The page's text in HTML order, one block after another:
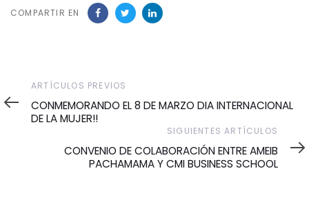
COMPARTIR EN
Artículos
Previos
ARTÍCULOS PREVIOS
CONMEMORANDO EL 8 DE MARZO DIA INTERNACIONAL
DE LA MUJER!!
SIGUIENTES ARTÍCULOS
CONVENIO DE COLABORACIÓN ENTRE AMEIB
PACHAMAMA Y CMI BUSINESS SCHOOL